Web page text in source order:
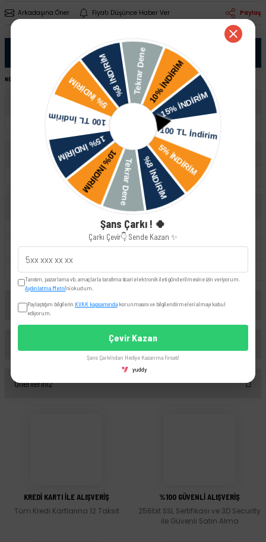
Arkadaşına Öner Fiyatı Düşünce Haber Ver Paylaş
NOT: Ürünü satın almadan önce şase numaranız ile sipariş hattımızdan kontrol ettirmeniz tavsiye edilir.
Volkswagen
Passat
Audi
UYUMLU OEM
8D0611021A 8D0611021B
99635591000 MC1424
Yorumlar
Bu ürüne ilk yorumu siz yapın!
Önerileriniz
Ürün bilgilerinde hatalar bulunuyor.
Ürün fiyatı diğer sitelerden daha pahalı.
KREDİ KARTI İLE ALIŞVERİŞ
Tüm Kredi Kartlarına 12 Taksit
%100 GÜVENLİ ALIŞVERİŞ
256bit SSL Sertifikası ve 3D Security
ile Güvenli Satın Alma
Şans Çarkı ! 🍀
Çarkı Çevir👇 Sende Kazan ✨
Tanıtım, pazarlama vb. amaçlarla tarafıma ticari elektronik ileti gönderilmesine izin veriyorum.
Aydınlatma Metni'ni okudum.
Paylaştığım bilgilerin KVKK kapsamındakorunmasını ve bilgilendirmeleri almayı kabul
ediyorum.
Çevir Kazan
Şans Çarkı'ndan Hediye Kazanma Fırsatı!
yuddy